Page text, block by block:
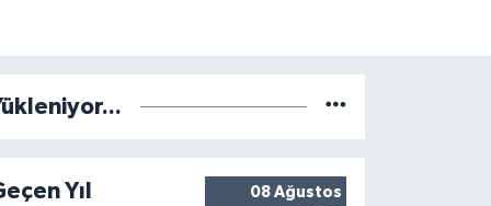
Yıl
08 Ağustos